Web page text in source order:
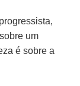
um
é sobre a